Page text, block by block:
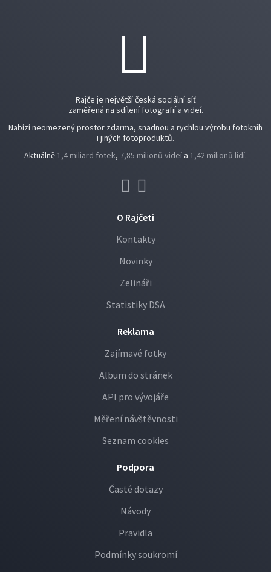
Rajče je největší česká sociální síť
zaměřená na sdílení fotografií a videí.
Nabízí neomezený prostor zdarma, snadnou a rychlou výrobu fotoknih
i jiných fotoproduktů.
Aktuálně1,4 miliard fotek, 7,85 milionů videí a 1,42 milionů lidí.
O Rajčeti
Kontakty
Novinky
Zelináři
Statistiky DSA
Reklama
Zajímavé fotky
Album do stránek
API pro vývojáře
Měření návštěvnosti
Seznam cookies
Podpora
Časté dotazy
Návody
Pravidla
Podmínky soukromí